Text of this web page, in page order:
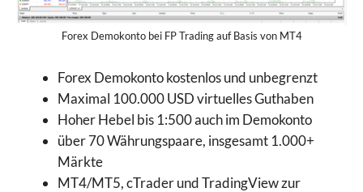
Forex Demokonto bei FP Trading auf Basis von MT4
Forex Demokonto kostenlos und unbegrenzt
Maximal 100.000 USD virtuelles Guthaben
Hoher Hebel bis 1:500 auch im Demokonto
über 70 Währungspaare, insgesamt 1.000+
Märkte
MT4/MT5, cTrader und TradingView zur